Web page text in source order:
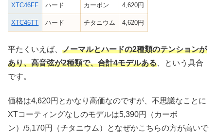
XTC46FF ハード カーボン 4,620円
XTC46TT ハード チタニウム 4,620円
平たくいえば、 ノーマルとハードの2種類のテンションが
あり、高音弦が2種類で、合計4モデルある 、という具合
です。
価格は4,620円とかなり高価なのですが、不思議なことに
XTコーティングなしのモデルは5,390円（カーボ
ン）/5,170円（チタニウム）となぜかこちらの方が高いで